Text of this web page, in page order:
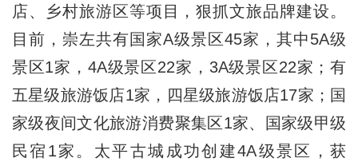
店、乡村旅游区等项目，狠抓文旅品牌建设。
目前，崇左共有国家A级景区45家，其中5A级
景区1家，4A级景区22家，3A级景区22家；有
五星级旅游饭店1家，四星级旅游饭店17家；国
家级夜间文化旅游消费聚集区1家、国家级甲级
民宿1家。太平古城成功创建4A级景区，获